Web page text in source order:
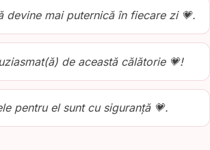
devine mai puternică în fiecare zi 💗.
de această călătorie 💗!
pentru el sunt cu siguranță 💗.